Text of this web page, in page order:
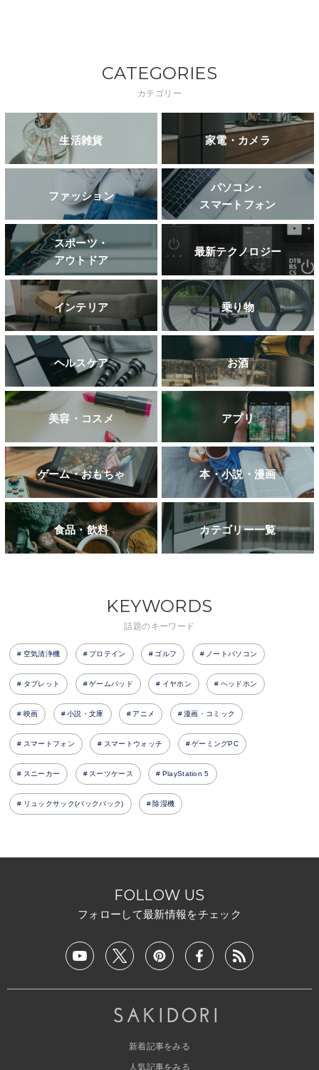
CATEGORIES
カテゴリー
生活雑貨 家電・カメラ
ファッション
パソコン・
スマートフォン
スポーツ・
アウトドア
最新テクノロジー
インテリア 乗り物
ヘルスケア お酒
美容・コスメ アプリ
ゲーム・おもちゃ 本・小説・漫画
食品・飲料 カテゴリー一覧
KEYWORDS
話題のキーワード
空気清浄機 プロテイン ゴルフ ノートパソコン
タブレット ゲームパッド イヤホン ヘッドホン
映画 小説・文庫 アニメ 漫画・コミック
スマートフォン スマートウォッチ ゲーミングPC
スニーカー スーツケース PlayStation 5
リュックサック(バックパック) 除湿機
FOLLOW US
フォローして最新情報をチェック
新着記事をみる
人気記事をみる